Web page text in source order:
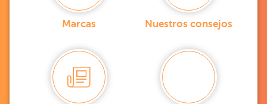
Marcas Nuestros consejos